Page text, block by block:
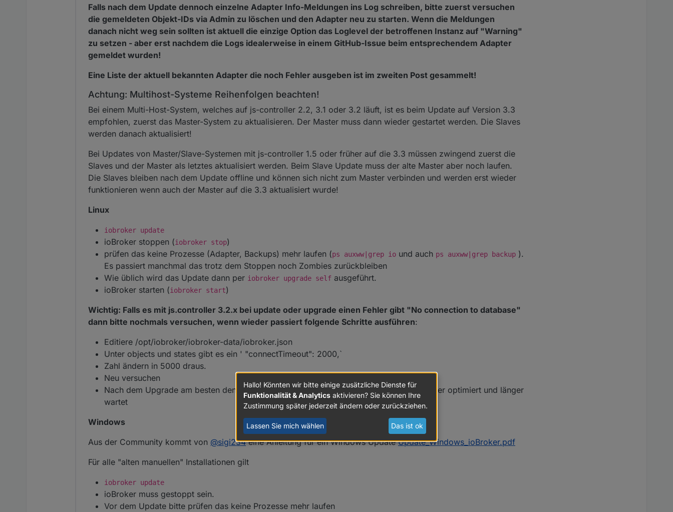
Falls nach dem Update dennoch einzelne Adapter Info-Meldungen ins Log schreiben, bitte zuerst versuchen
die gemeldeten Objekt-IDs via Admin zu löschen und den Adapter neu zu starten. Wenn die Meldungen
danach nicht weg sein sollten ist aktuell die einzige Option das Loglevel der betroffenen Instanz auf "Warning"
zu setzen - aber erst nachdem die Logs idealerweise in einem GitHub-Issue beim entsprechendem Adapter
gemeldet wurden!
Eine Liste der aktuell bekannten Adapter die noch Fehler ausgeben ist im zweiten Post gesammelt!
Achtung: Multihost-Systeme Reihenfolgen beachten!
Bei einem Multi-Host-System, welches auf js-controller 2.2, 3.1 oder 3.2 läuft, ist es beim Update auf Version 3.3
empfohlen, zuerst das Master-System zu aktualisieren. Der Master muss dann wieder gestartet werden. Die Slaves
werden danach aktualisiert!
Bei Updates von Master/Slave-Systemen mit js-controller 1.5 oder früher auf die 3.3 müssen zwingend zuerst die
Slaves und der Master als letztes aktualisiert werden. Beim Slave Update muss der alte Master aber noch laufen.
Die Slaves bleiben nach dem Update offline und können sich nicht zum Master verbinden und werden erst wieder
funktionieren wenn auch der Master auf die 3.3 aktualisiert wurde!
Linux
iobroker update
ioBroker stoppen (iobroker stop)
prüfen das keine Prozesse (Adapter, Backups) mehr laufen (ps auxww|grep io und auch ps auxww|grep backup ).
Es passiert manchmal das trotz dem Stoppen noch Zombies zurückbleiben
Wie üblich wird das Update dann per iobroker upgrade self ausgeführt.
ioBroker starten (iobroker start)
Wichtig: Falls es mit js.controller 3.2.x bei update oder upgrade einen Fehler gibt "No connection to database"
dann bitte nochmals versuchen, wenn wieder passiert folgende Schritte ausführen:
Editiere /opt/iobroker/iobroker-data/iobroker.json
Unter objects und states gibt es ein ' "connectTimeout": 2000,`
Zahl ändern in 5000 draus.
Neu versuchen
Nach dem Upgrade am besten den Wert wieder zurücketzen weil der js-controller 3.3 hier optimiert und länger
wartet
Windows
Aus der Community kommt von @sigi234eine Anleitung für ein Windows UpdateUpdate_Windows_ioBroker.pdf
Für alle "alten manuellen" Installationen gilt
iobroker update
ioBroker muss gestoppt sein.
Vor dem Update bitte prüfen das keine Prozesse mehr laufen
Hallo! Könnten wir bitte einige zusätzliche Dienste für
Funktionalität & Analytics aktivieren? Sie können Ihre
Zustimmung später jederzeit ändern oder zurückziehen.
Lassen Sie mich wählen Das ist ok